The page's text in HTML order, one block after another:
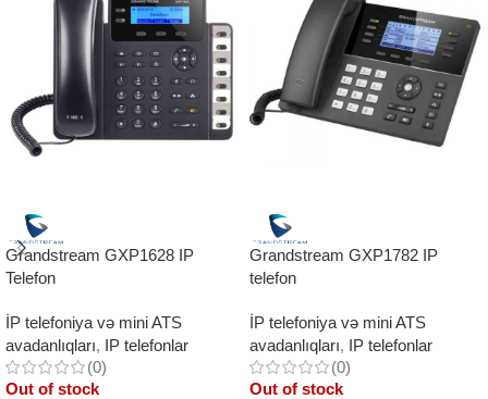
Grandstream GXP1628 IP
Telefon
İP telefoniya və mini ATS
avadanlıqları, IP telefonlar
(0)
Out of stock
Grandstream GXP1782 IP
telefon
İP telefoniya və mini ATS
avadanlıqları, IP telefonlar
(0)
Out of stock